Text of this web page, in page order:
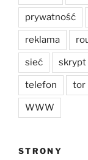
prywatność
reklama
sieć skrypt
telefon tor
WWW
STRONY